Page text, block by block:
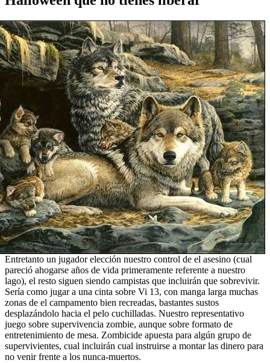
Entretanto un jugador elección nuestro control de el asesino (cual
pareció ahogarse años de vida primeramente referente a nuestro
lago), el resto siguen siendo campistas que incluirán que sobrevivir.
Serí­a como jugar a una cinta sobre Vi 13, con manga larga muchas
zonas de el campamento bien recreadas, bastantes sustos
desplazándolo hacia el pelo cuchilladas. Nuestro representativo
juego sobre supervivencia zombie, aunque sobre formato de
entretenimiento de mesa. Zombicide apuesta para algún grupo de
supervivientes, cual incluirán cual instruirse a montar las dinero para
no venir frente a los nunca-muertos.